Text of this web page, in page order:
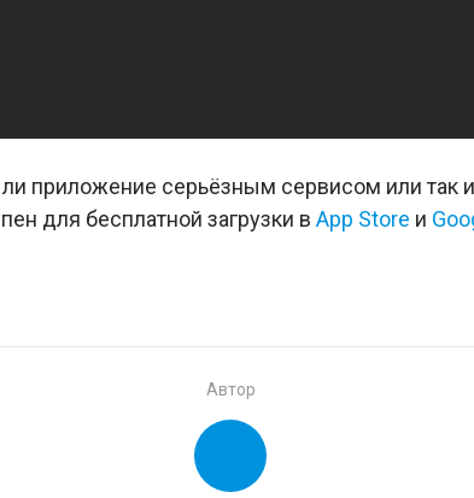
ли приложение серьёзным сервисом или так
для бесплатной загрузки в App Store и
Автор